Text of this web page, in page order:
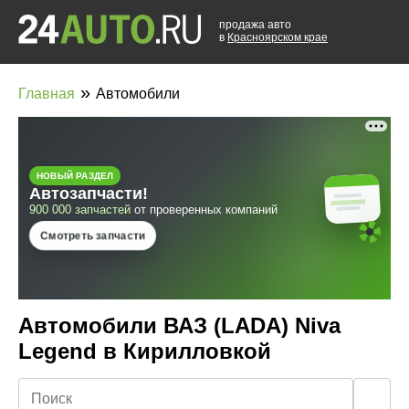
продажа авто
в Красноярском крае
Главная » Автомобили
Автомобили ВАЗ (LADA) Niva
Legend в Кирилловкой